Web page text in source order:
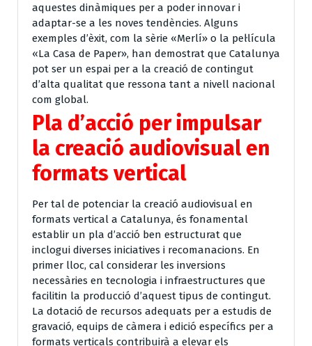
aquestes dinàmiques per a poder innovar i
adaptar-se a les noves tendències. Alguns
exemples d’èxit, com la sèrie «Merlí» o la pel·lícula
«La Casa de Paper», han demostrat que Catalunya
pot ser un espai per a la creació de contingut
d’alta qualitat que ressona tant a nivell nacional
com global.
Pla d’acció per impulsar
la creació audiovisual en
formats vertical
Per tal de potenciar la creació audiovisual en
formats vertical a Catalunya, és fonamental
establir un pla d’acció ben estructurat que
inclogui diverses iniciatives i recomanacions. En
primer lloc, cal considerar les inversions
necessàries en tecnologia i infraestructures que
facilitin la producció d’aquest tipus de contingut.
La dotació de recursos adequats per a estudis de
gravació, equips de càmera i edició específics per a
formats verticals contribuirà a elevar els